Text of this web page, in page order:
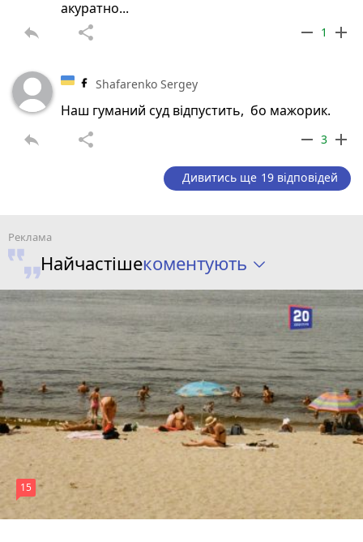
акуратно...
reply share remove 1 add
Shafarenko Sergey
Наш гуманий суд відпустить, бо мажорик.
reply share remove 3 add
Дивитись ще 19 відповідей
Найчастішекоментують
15